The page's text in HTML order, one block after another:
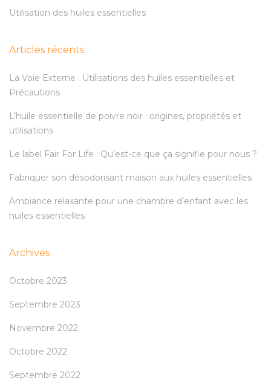
Utilisation des huiles essentielles
Articles récents
La Voie Externe : Utilisations des huiles essentielles et
Précautions
L’huile essentielle de poivre noir : origines, propriétés et
utilisations
Le label Fair For Life : Qu’est-ce que ça signifie pour nous ?
Fabriquer son désodorisant maison aux huiles essentielles
Ambiance relaxante pour une chambre d’enfant avec les
huiles essentielles
Archives
Octobre 2023
Septembre 2023
Novembre 2022
Octobre 2022
Septembre 2022